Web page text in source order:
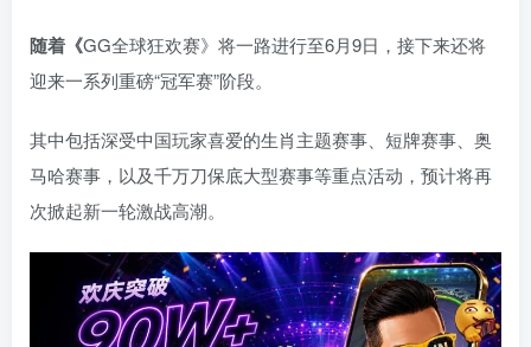
随着《GG全球狂欢赛》将一路进行至6月9日，接下来还将
迎来一系列重磅“冠军赛”阶段。
其中包括深受中国玩家喜爱的生肖主题赛事、短牌赛事、奥
马哈赛事，以及千万刀保底大型赛事等重点活动，预计将再
次掀起新一轮激战高潮。